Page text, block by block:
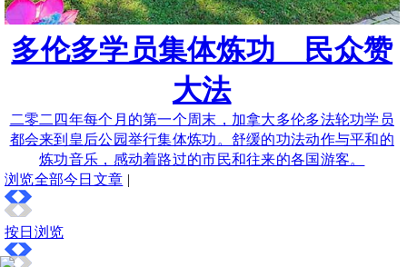
多伦多学员集体炼功 民众赞
大法
二零二四年每个月的第一个周末，加拿大多伦多法轮功学员
都会来到皇后公园举行集体炼功。舒缓的功法动作与平和的
炼功音乐，感动着路过的市民和往来的各国游客。
浏览全部今日文章 |
按日浏览